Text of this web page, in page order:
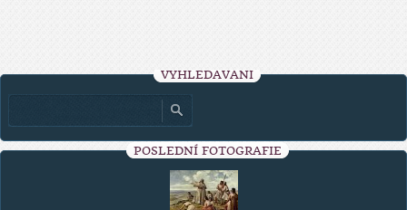
VYHLEDÁVÁNÍ
POSLEDNÍ FOTOGRAFIE